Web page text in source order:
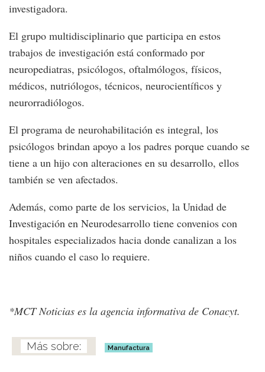
investigadora.
El grupo multidisciplinario que participa en estos
trabajos de investigación está conformado por
neuropediatras, psicólogos, oftalmólogos, físicos,
médicos, nutriólogos, técnicos, neurocientíficos y
neurorradiólogos.
El programa de neurohabilitación es integral, los
psicólogos brindan apoyo a los padres porque cuando se
tiene a un hijo con alteraciones en su desarrollo, ellos
también se ven afectados.
Además, como parte de los servicios, la Unidad de
Investigación en Neurodesarrollo tiene convenios con
hospitales especializados hacia donde canalizan a los
niños cuando el caso lo requiere.
*MCT Noticias es la agencia informativa de Conacyt.
Manufactura